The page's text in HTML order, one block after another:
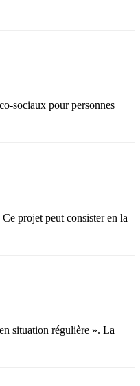
sociaux pour personnes
projet peut consister en la
situation régulière ». La